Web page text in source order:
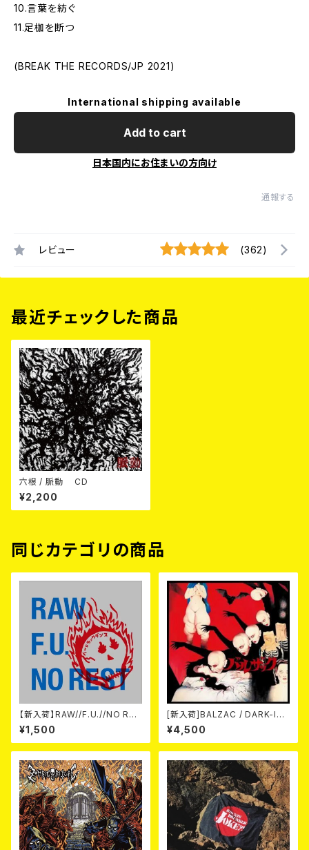
10.言葉を紡ぐ
11.足枷を断つ
(BREAK THE RECORDS/JP 2021)
International shipping available
Add to cart
日本国内にお住まいの方向け
通報する
レビュー (362)
最近チェックした商品
六根 / 脈動 CD
¥2,200
同じカテゴリの商品
【新入荷】RAW//F.U.//NO RES
T / 3way split EP ハード ラッ
ク ダンス (CD)
¥1,500
[新入荷]BALZAC / DARK-IS
M -20th Anniversary Comp
ilation- (2CD)
¥4,500